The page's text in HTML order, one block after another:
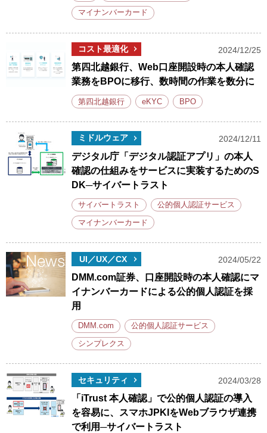
マイナンバーカード
コスト最適化 2024/12/25
第四北越銀行、Web口座開設時の本人確認
業務をBPOに移行、数時間の作業を数分に
第四北越銀行 eKYC BPO
ミドルウェア 2024/12/11
デジタル庁「デジタル認証アプリ」の本人
確認の仕組みをサービスに実装するためのS
DK─サイバートラスト
サイバートラスト 公的個人認証サービス
マイナンバーカード
UI／UX／CX 2024/05/22
DMM.com証券、口座開設時の本人確認にマ
イナンバーカードによる公的個人認証を採
用
DMM.com 公的個人認証サービス
シンプレクス
セキュリティ 2024/03/28
「iTrust 本人確認」で公的個人認証の導入
を容易に、スマホJPKIをWebブラウザ連携
で利用─サイバートラスト